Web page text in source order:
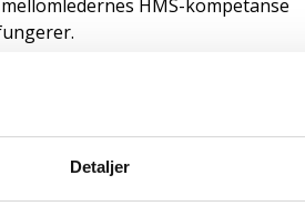
Detaljer
HMS-kompetanse
indirekte berører mellomlederes
for å ivareta sikkerheten, og
skal ha «nødvendig